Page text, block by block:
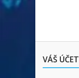
VÁŠ ÚČET